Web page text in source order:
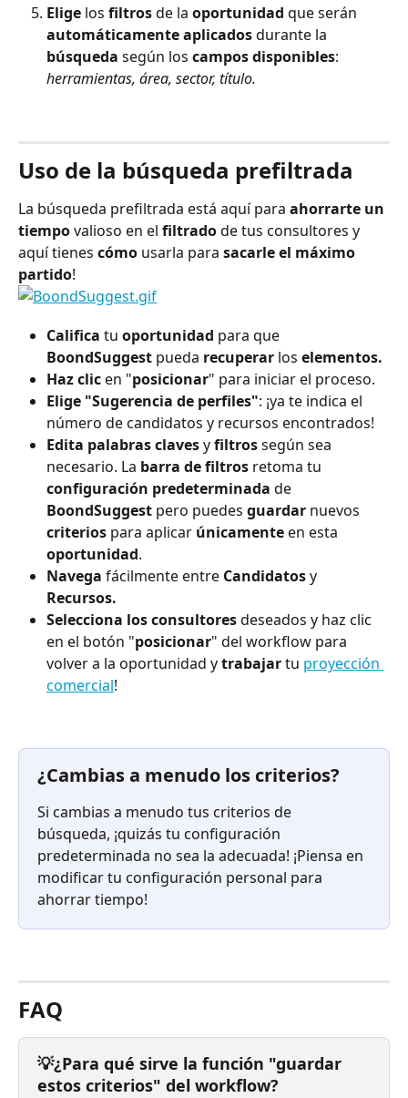
Elige los filtros de la oportunidad que serán
automáticamenteaplicados durante la
búsqueda según los campos disponibles:
herramientas, área, sector, título.
Uso de la búsqueda prefiltrada
La búsqueda prefiltrada está aquí para ahorrarte un
tiempo valioso en el filtrado de tus consultores y
aquí tienes cómo usarla para sacarle el máximo
partido!
Califica tu oportunidad para que
BoondSuggest pueda recuperar los elementos.
Haz clic en "posicionar" para iniciar el proceso.
Elige "Sugerencia de perfiles": ¡ya te indica el
número de candidatos y recursos encontrados!
Edita palabras claves y filtros según sea
necesario. La barra de filtros retoma tu
configuración predeterminada de
BoondSuggest pero puedes guardar nuevos
criterios para aplicar únicamente en esta
oportunidad.
Navega fácilmente entre Candidatos y
Recursos.
Selecciona los consultores deseados y haz clic
en el botón "posicionar" del workflow para
volver a la oportunidad y trabajar tu proyección
comercial!
¿Cambias a menudo los criterios?
Si cambias a menudo tus criterios de
búsqueda, ¡quizás tu configuración
predeterminada no sea la adecuada! ¡Piensa en
modificar tu configuración personal para
ahorrar tiempo!
FAQ
💡¿Para qué sirve la función "guardar
estos criterios" del workflow?